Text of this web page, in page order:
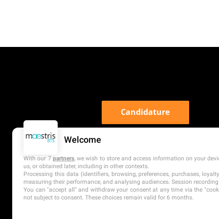
Candidature
Welcome
With our 7 partners, we wish to store and access information on your
us, or obtained later, including in other contexts.
Processing this data (identifiers, browsing, preferences, purchases,
measuring their performance, and analysing audiences. Session
You can "accept all" and withdraw your consent at any time via the
not subject to consent. These choices remain valid for 6 months.